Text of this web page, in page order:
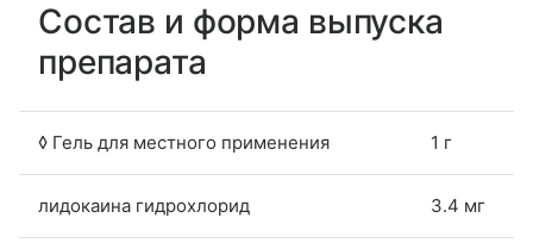
Состав и форма выпуска
препарата
◊ Гель для местного применения 1 г
лидокаина гидрохлорид 3.4 мг